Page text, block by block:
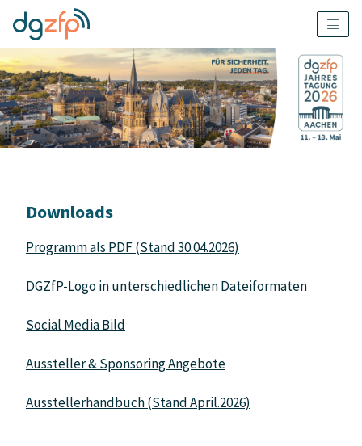
Downloads
Programm als PDF (Stand 30.04.2026)
DGZfP-Logo in unterschiedlichen Dateiformaten
Social Media Bild
Aussteller & Sponsoring Angebote
Ausstellerhandbuch (Stand April.2026)